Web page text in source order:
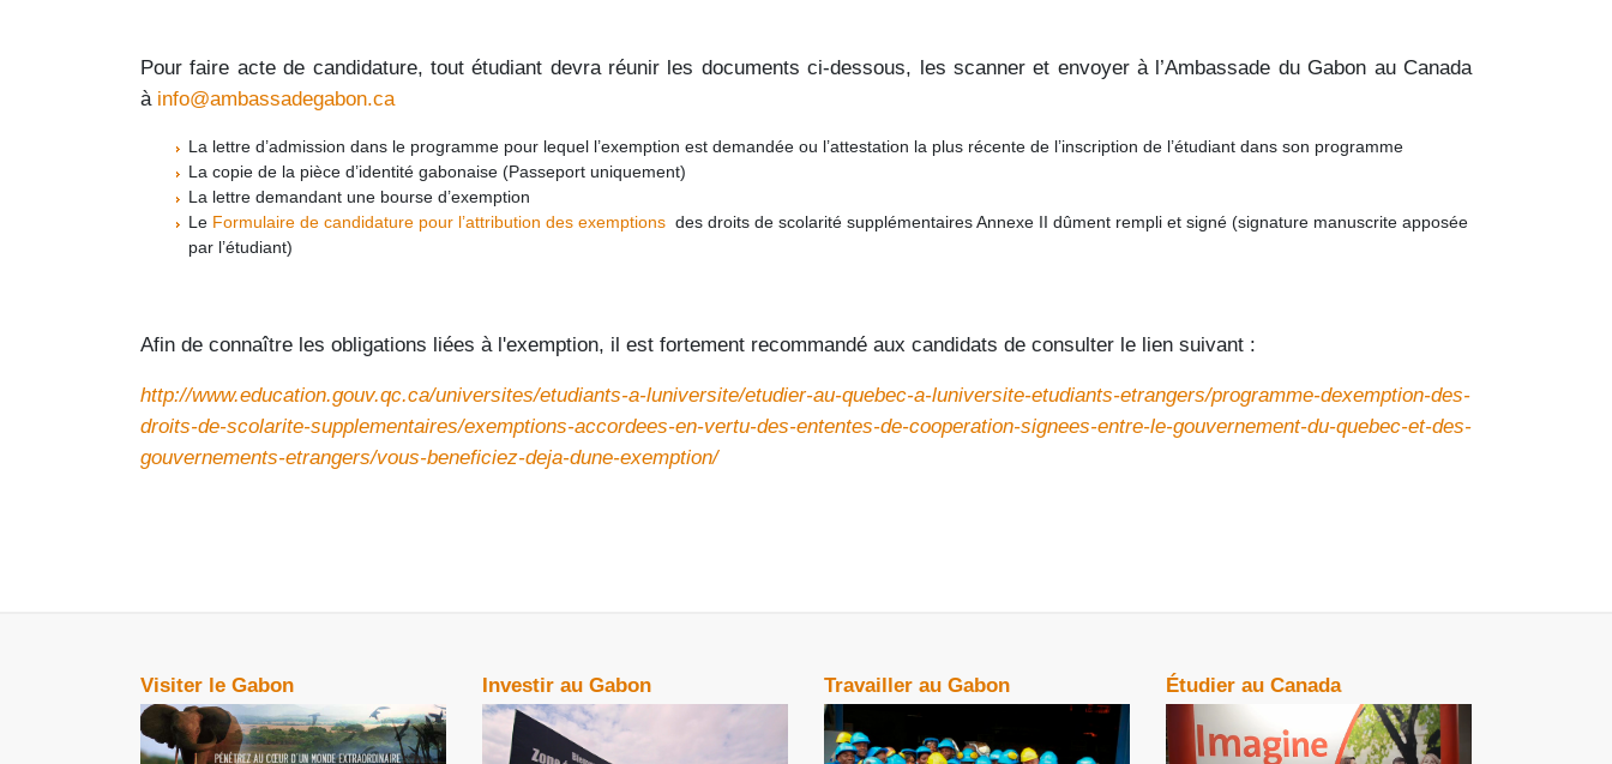
Pour faire acte de candidature, tout étudiant devra réunir les documents ci-dessous, les scanner et envoyer à l’Ambassade du Gabon au Canada
à info@ambassadegabon.ca
La lettre d’admission dans le programme pour lequel l’exemption est demandée ou l’attestation la plus récente de l’inscription de l’étudiant dans son programme
La copie de la pièce d’identité gabonaise (Passeport uniquement)
La lettre demandant une bourse d’exemption
Le Formulaire de candidature pour l’attribution des exemptions des droits de scolarité supplémentaires Annexe II dûment rempli et signé (signature manuscrite apposée
par l’étudiant)
Afin de connaître les obligations liées à l'exemption, il est fortement recommandé aux candidats de consulter le lien suivant :
http://www.education.gouv.qc.ca/universites/etudiants-a-luniversite/etudier-au-quebec-a-luniversite-etudiants-etrangers/programme-dexemption-des-
droits-de-scolarite-supplementaires/exemptions-accordees-en-vertu-des-ententes-de-cooperation-signees-entre-le-gouvernement-du-quebec-et-des-
gouvernements-etrangers/vous-beneficiez-deja-dune-exemption/
Visiter le Gabon Investir au Gabon Travailler au Gabon Étudier au Canada